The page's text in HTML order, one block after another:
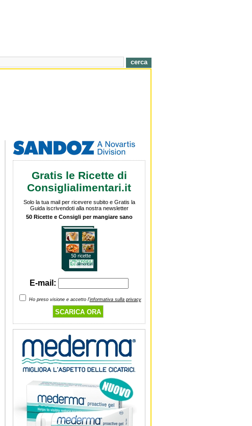
Gratis le Ricette di
Consiglialimentari.it
Solo la tua mail per ricevere subito e Gratis la
Guida iscrivendoti alla nostra newsletter
50 Ricette e Consigli per mangiare sano
E-mail:
Ho preso visione e accetto l'informativa sulla privacy